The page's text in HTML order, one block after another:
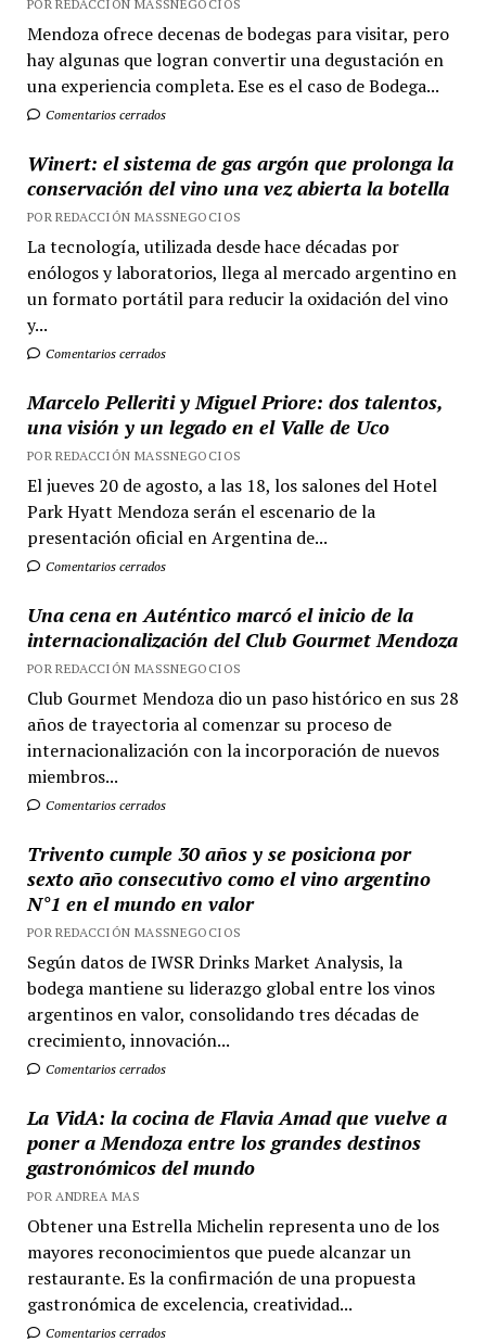
POR REDACCIÓN MASSNEGOCIOS
Mendoza ofrece decenas de bodegas para visitar, pero
hay algunas que logran convertir una degustación en
una experiencia completa. Ese es el caso de Bodega...
Comentarios cerrados
Winert: el sistema de gas argón que prolonga la
conservación del vino una vez abierta la botella
POR REDACCIÓN MASSNEGOCIOS
La tecnología, utilizada desde hace décadas por
enólogos y laboratorios, llega al mercado argentino en
un formato portátil para reducir la oxidación del vino
y...
Comentarios cerrados
Marcelo Pelleriti y Miguel Priore: dos talentos,
una visión y un legado en el Valle de Uco
POR REDACCIÓN MASSNEGOCIOS
El jueves 20 de agosto, a las 18, los salones del Hotel
Park Hyatt Mendoza serán el escenario de la
presentación oficial en Argentina de...
Comentarios cerrados
Una cena en Auténtico marcó el inicio de la
internacionalización del Club Gourmet Mendoza
POR REDACCIÓN MASSNEGOCIOS
Club Gourmet Mendoza dio un paso histórico en sus 28
años de trayectoria al comenzar su proceso de
internacionalización con la incorporación de nuevos
miembros...
Comentarios cerrados
Trivento cumple 30 años y se posiciona por
sexto año consecutivo como el vino argentino
N°1 en el mundo en valor
POR REDACCIÓN MASSNEGOCIOS
Según datos de IWSR Drinks Market Analysis, la
bodega mantiene su liderazgo global entre los vinos
argentinos en valor, consolidando tres décadas de
crecimiento, innovación...
Comentarios cerrados
La VidA: la cocina de Flavia Amad que vuelve a
poner a Mendoza entre los grandes destinos
gastronómicos del mundo
POR ANDREA MAS
Obtener una Estrella Michelin representa uno de los
mayores reconocimientos que puede alcanzar un
restaurante. Es la confirmación de una propuesta
gastronómica de excelencia, creatividad...
Comentarios cerrados